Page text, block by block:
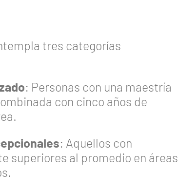
tres categorías
: Personas con una maestría
con cinco años de
: Aquellos con
superiores al promedio en áreas